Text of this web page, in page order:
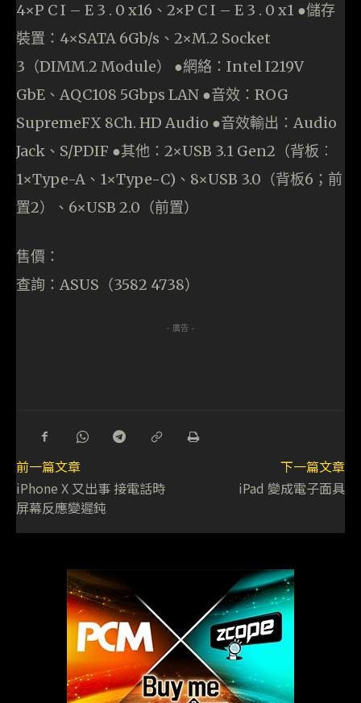
4×P C I – E 3 . 0 x16、2×P C I – E 3 . 0 x1 ●儲存
裝置：4×SATA 6Gb/s、2×M.2 Socket
3（DIMM.2 Module） ●網絡：Intel I219V
GbE、AQC108 5Gbps LAN ●音效：ROG
SupremeFX 8Ch. HD Audio ●音效輸出：Audio
Jack、S/PDIF ●其他：2×USB 3.1 Gen2（背板︰
1×Type-A、1×Type-C)、8×USB 3.0（背板6；前
置2）、6×USB 2.0（前置）
售價：
查詢：ASUS（3582 4738）
- 廣告 -
前一篇文章
iPhone X 又出事 接電話時
屏幕反應變遲鈍
下一篇文章
iPad 變成電子面具